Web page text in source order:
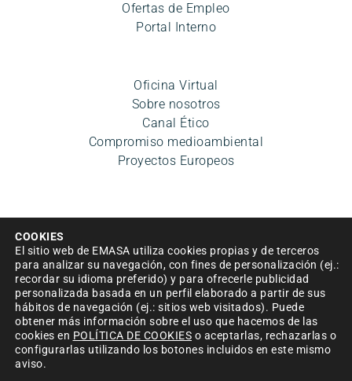
Ofertas de Empleo
Portal Interno
Oficina Virtual
Sobre nosotros
Canal Ético
Compromiso medioambiental
Proyectos Europeos
Aviso legal|Política de privacidad|Condiciones de uso
|Accesibilidad|Política de cookies|Mapa del sitio
Política de Seguridad de la información
© Empresa Municipal Aguas de Málaga, S.A. 2024
COOKIES
El sitio web de EMASA utiliza cookies propias y de terceros
para analizar su navegación, con fines de personalización (ej.:
recordar su idioma preferido) y para ofrecerle publicidad
personalizada basada en un perfil elaborado a partir de sus
hábitos de navegación (ej.: sitios web visitados). Puede
obtener más información sobre el uso que hacemos de las
cookies en POLÍTICA DE COOKIES o aceptarlas, rechazarlas o
configurarlas utilizando los botones incluidos en este mismo
aviso.